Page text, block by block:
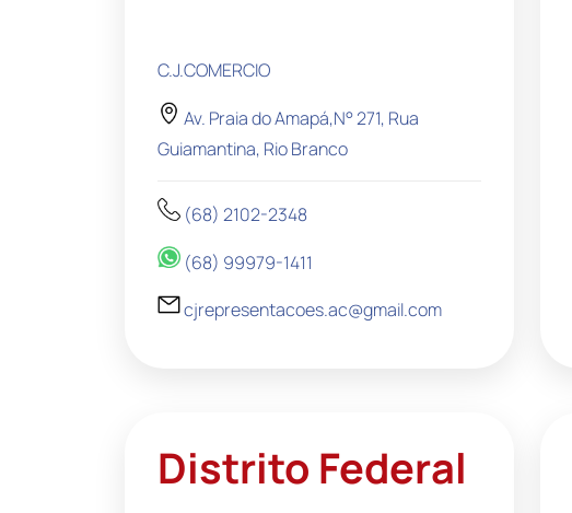
C.J.COMERCIO
Av. Praia do Amapá,N° 271, Rua
Guiamantina, Rio Branco
(68) 2102-2348
(68) 99979-1411
cjrepresentacoes.ac@gmail.com
Distrito Federal